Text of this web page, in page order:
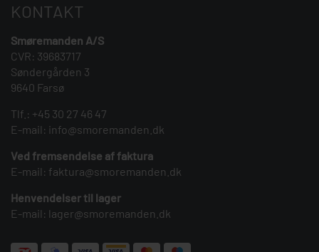
KONTAKT
Smøremanden A/S
CVR: 39683717
Søndergården 3
9640 Farsø
Tlf.: +45 30 27 46 47
E-mail: info@smoremanden.dk
Ved fremsendelse af faktura
E-mail: faktura@smoremanden.dk
Henvendelser til lager
E-mail: lager@smoremanden.dk